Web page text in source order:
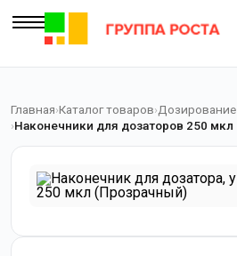
Главная Каталог товаров Дозирование
Наконечники для дозаторов 250 мкл